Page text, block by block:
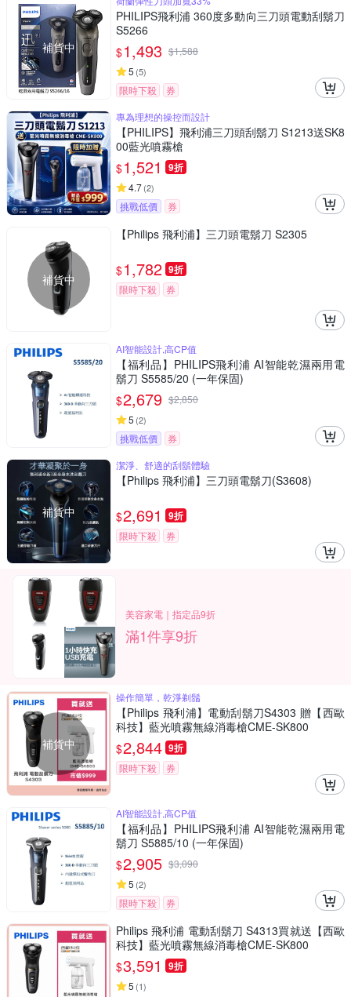
補貨中
PHILIPS飛利浦 360度多動向三刀頭電動刮鬍刀
S5266
$1,493 $1,588
5 (5)
限時下殺
券
專為理想的操控而設計
【PHILIPS】飛利浦三刀頭刮鬍刀 S1213送SK8
00藍光噴霧槍
$1,521 9折
4.7(2)
挑戰低價 券
補貨中
【Philips 飛利浦】三刀頭電鬍刀 S2305
$1,782 9折
限時下殺 券
AI智能設計,高CP值
【福利品】PHILIPS飛利浦 AI智能乾濕兩用電
鬍刀 S5585/20 (一年保固)
$2,679 $2,850
5 (2)
挑戰低價 券
補貨中
潔淨、舒適的刮鬍體驗
【Philips 飛利浦】三刀頭電鬍刀(S3608)
$2,691 9折
限時下殺 券
美容家電｜指定品9折
滿1件享9折
補貨中
操作簡單，乾淨剃鬚
【Philips 飛利浦】電動刮鬍刀S4303 贈【西歐
科技】藍光噴霧無線消毒槍CME-SK800
$2,844 9折
限時下殺 券
AI智能設計,高CP值
【福利品】PHILIPS飛利浦 AI智能乾濕兩用電
鬍刀 S5885/10 (一年保固)
$2,905 $3,090
5 (2)
限時下殺 券
Philips 飛利浦 電動刮鬍刀 S4313買就送【西歐
科技】藍光噴霧無線消毒槍CME-SK800
$3,591 9折
5 (1)